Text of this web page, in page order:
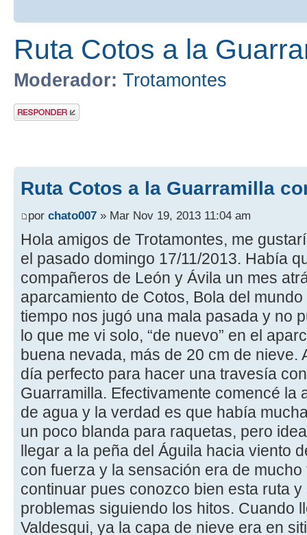
Ruta Cotos a la
Moderador: Trotamontes
Publicar una
respuesta
Ruta Cotos a la Guarramilla
por chato007 » Mar Nov 19, 2013 11:04 am
Hola amigos de Trotamontes, me
el pasado domingo 17/11/2013. Había
compañeros de León y Ávila un mes
aparcamiento de Cotos, Bola del
tiempo nos jugó una mala pasada y no
lo que me vi solo, “de nuevo” en el
buena nevada, más de 20 cm de nieve.
día perfecto para hacer una travesía
Guarramilla. Efectivamente comencé la
de agua y la verdad es que había
un poco blanda para raquetas, pero
llegar a la peña del Águila hacia viento
con fuerza y la sensación era de
continuar pues conozco bien esta ruta
problemas siguiendo los hitos. Cuando
Valdesqui, ya la capa de nieve era en